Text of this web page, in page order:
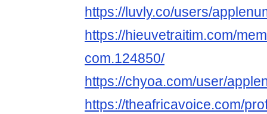
https://luvly.co/users/
https://hieuvetraitim.com/
com.124850/
https://chyoa.com/user/
https://theafricavoice.com/